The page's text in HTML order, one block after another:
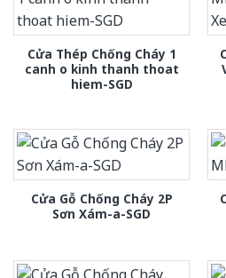
Cửa Thép Chống Cháy 1
canh o kinh thanh thoat
hiem-SGD
Cửa Gỗ Chống Cháy 2P
Sơn Xám-a-SGD